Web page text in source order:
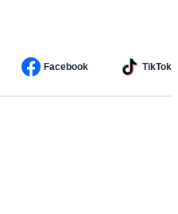
Facebook TikTok